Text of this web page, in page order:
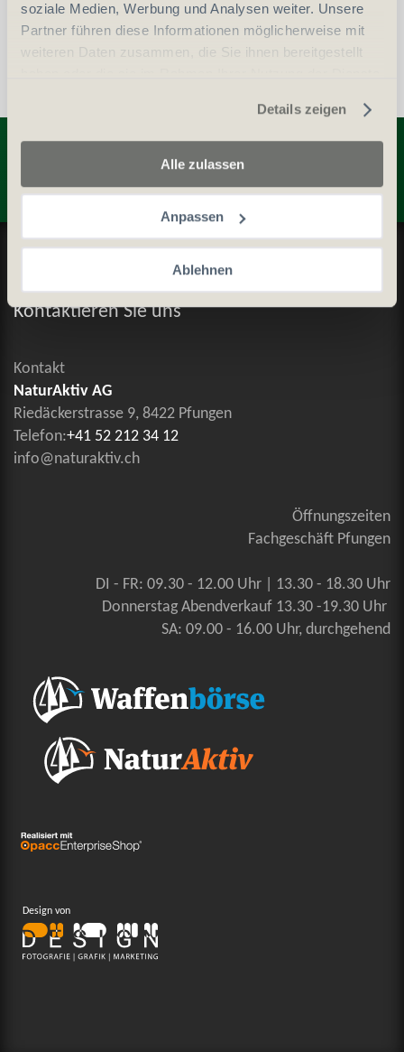
soziale Medien, Werbung und Analysen weiter. Unsere
Partner führen diese Informationen möglicherweise mit
weiteren Daten zusammen, die Sie ihnen bereitgestellt
Details zeigen
Alle zulassen
Anpassen
Ablehnen
Entdecken Sie weitere Produkte
Datenschutz und Cookie-Richtlinien
Allgemeine Geschäftsbedingungen
Kontaktieren Sie uns
Kontakt
NaturAktiv AG
Riedäckerstrasse 9, 8422 Pfungen
Telefon:+41 52 212 34 12
info@naturaktiv.ch
Öffnungszeiten
Fachgeschäft Pfungen
DI - FR: 09.30 - 12.00 Uhr | 13.30 - 18.30 Uhr
Donnerstag Abendverkauf 13.30 -19.30 Uhr
SA: 09.00 - 16.00 Uhr, durchgehend
Design von